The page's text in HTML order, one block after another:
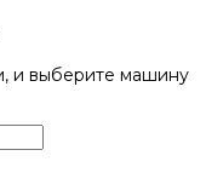
и выберите машину